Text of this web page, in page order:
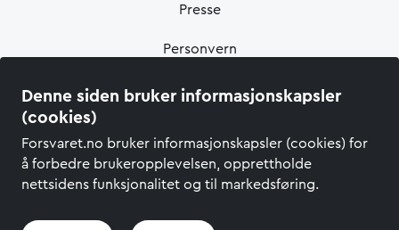
Denne siden bruker informasjonskapsler
(cookies)
Forsvaret.no bruker informasjonskapsler (cookies) for
å forbedre brukeropplevelsen, opprettholde
nettsidens funksjonalitet og til markedsføring.
Presse
Personvern
Informasjonskapsler